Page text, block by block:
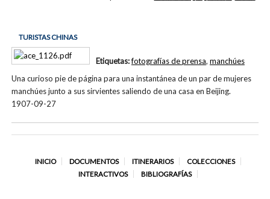
TURISTAS CHINAS
Una curioso pie de página para una instantánea de un par de mujeres
manchúes junto a sus sirvientes saliendo de una casa en Beijing.
1907-09-27
Etiquetas:fotografías de prensa, manchúes
INICIO DOCUMENTOS ITINERARIOS
COLECCIONES
INTERACTIVOS
BIBLIOGRAFÍAS